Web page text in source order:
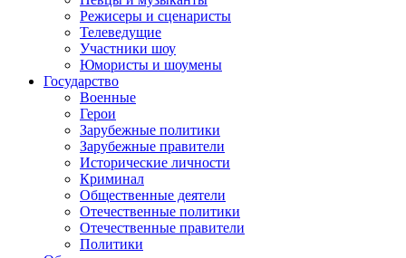
Режисеры и сценаристы
Телеведущие
Участники шоу
Юмористы и шоумены
Государство
Военные
Герои
Зарубежные политики
Зарубежные правители
Исторические личности
Криминал
Общественные деятели
Отечественные политики
Отечественные правители
Политики